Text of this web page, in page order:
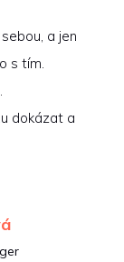
a jen
s tím.
dokázat a